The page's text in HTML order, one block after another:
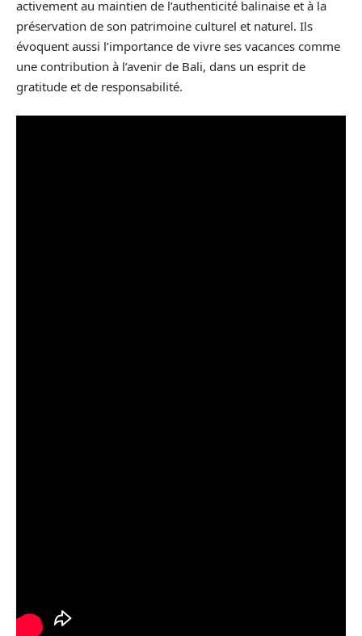
activement au maintien de l’authenticité balinaise et à la
préservation de son patrimoine culturel et naturel. Ils
évoquent aussi l’importance de vivre ses vacances comme
une contribution à l’avenir de Bali, dans un esprit de
gratitude et de responsabilité.